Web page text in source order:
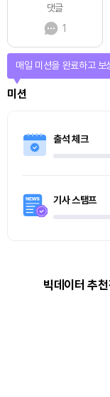
댓글
1
미션
매일 미션을 완료하고 보
출석 체크
기사 스탬프
빅데이터 추